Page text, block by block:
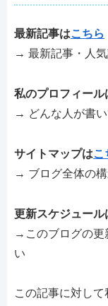
最新記事はこちら
→ 最新記事・人
私のプロフィール
→ どんな人が書
サイトマップはこ
→ ブログ全体の
更新スケジュール
→このブログの更
い
この記事に対し